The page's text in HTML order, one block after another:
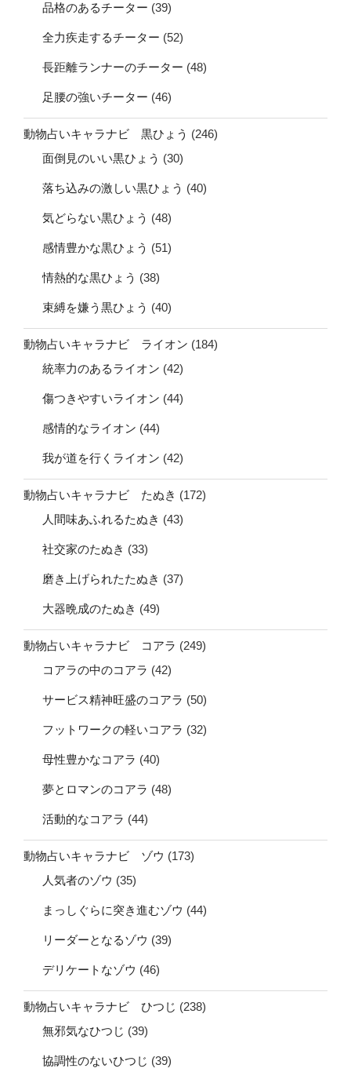
品格のあるチーター (39)
全力疾走するチーター (52)
長距離ランナーのチーター (48)
足腰の強いチーター (46)
動物占いキャラナビ 黒ひょう (246)
面倒見のいい黒ひょう (30)
落ち込みの激しい黒ひょう (40)
気どらない黒ひょう (48)
感情豊かな黒ひょう (51)
情熱的な黒ひょう (38)
束縛を嫌う黒ひょう (40)
動物占いキャラナビ ライオン (184)
統率力のあるライオン (42)
傷つきやすいライオン (44)
感情的なライオン (44)
我が道を行くライオン (42)
動物占いキャラナビ たぬき (172)
人間味あふれるたぬき (43)
社交家のたぬき (33)
磨き上げられたたぬき (37)
大器晩成のたぬき (49)
動物占いキャラナビ コアラ (249)
コアラの中のコアラ (42)
サービス精神旺盛のコアラ (50)
フットワークの軽いコアラ (32)
母性豊かなコアラ (40)
夢とロマンのコアラ (48)
活動的なコアラ (44)
動物占いキャラナビ ゾウ (173)
人気者のゾウ (35)
まっしぐらに突き進むゾウ (44)
リーダーとなるゾウ (39)
デリケートなゾウ (46)
動物占いキャラナビ ひつじ (238)
無邪気なひつじ (39)
協調性のないひつじ (39)